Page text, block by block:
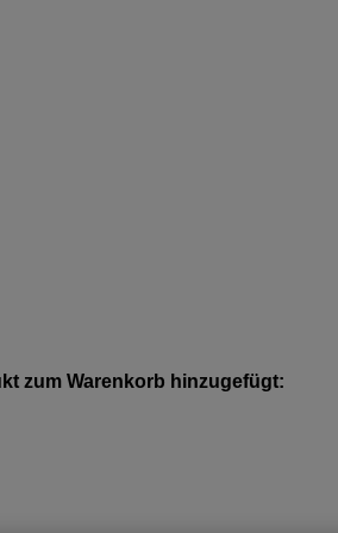
zum Warenkorb hinzugefügt: